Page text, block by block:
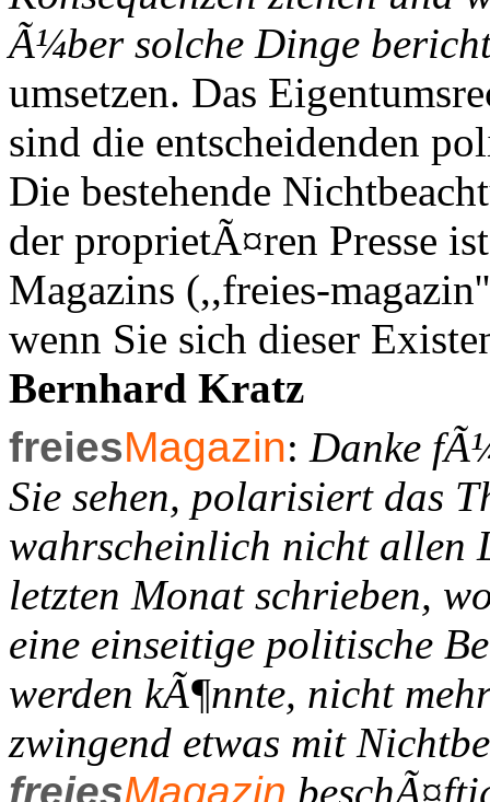
Ã¼ber solche Dinge
umsetzen. Das
sind die entscheidenden
Die bestehende
der proprietÃ¤ren Presse
Magazins (,,freies-
wenn Sie sich dieser
Bernhard Kratz
freiesMagazin: Danke
Sie sehen, polarisiert das
wahrscheinlich nicht allen
letzten Monat schrieben,
eine einseitige politische
werden kÃ¶nnte, nicht
zwingend etwas mit
freiesMagazin